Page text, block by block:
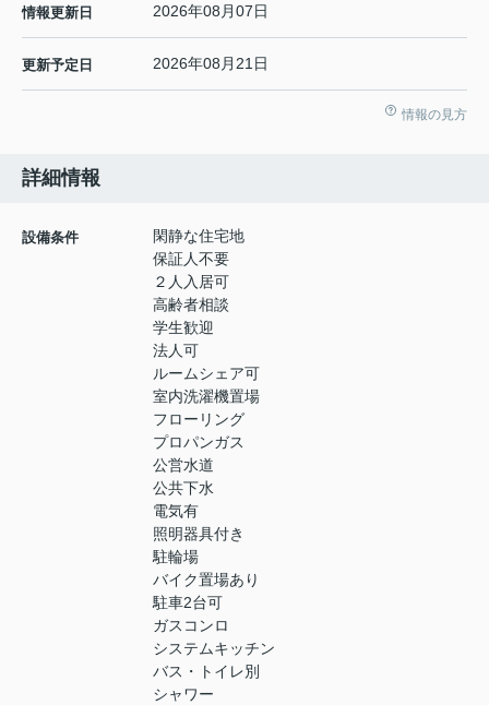
情報更新日 2026年08月07日
更新予定日 2026年08月21日
情報の見方
詳細情報
設備条件
閑静な住宅地
保証人不要
２人入居可
高齢者相談
学生歓迎
法人可
ルームシェア可
室内洗濯機置場
フローリング
プロパンガス
公営水道
公共下水
電気有
照明器具付き
駐輪場
バイク置場あり
駐車2台可
ガスコンロ
システムキッチン
バス・トイレ別
シャワー